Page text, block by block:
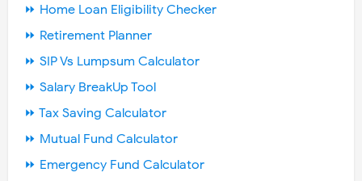
⏩ Home Loan Eligibility Checker
⏩ Retirement Planner
⏩ SIP Vs Lumpsum Calculator
⏩ Salary BreakUp Tool
⏩ Tax Saving Calculator
⏩ Mutual Fund Calculator
⏩ Emergency Fund Calculator